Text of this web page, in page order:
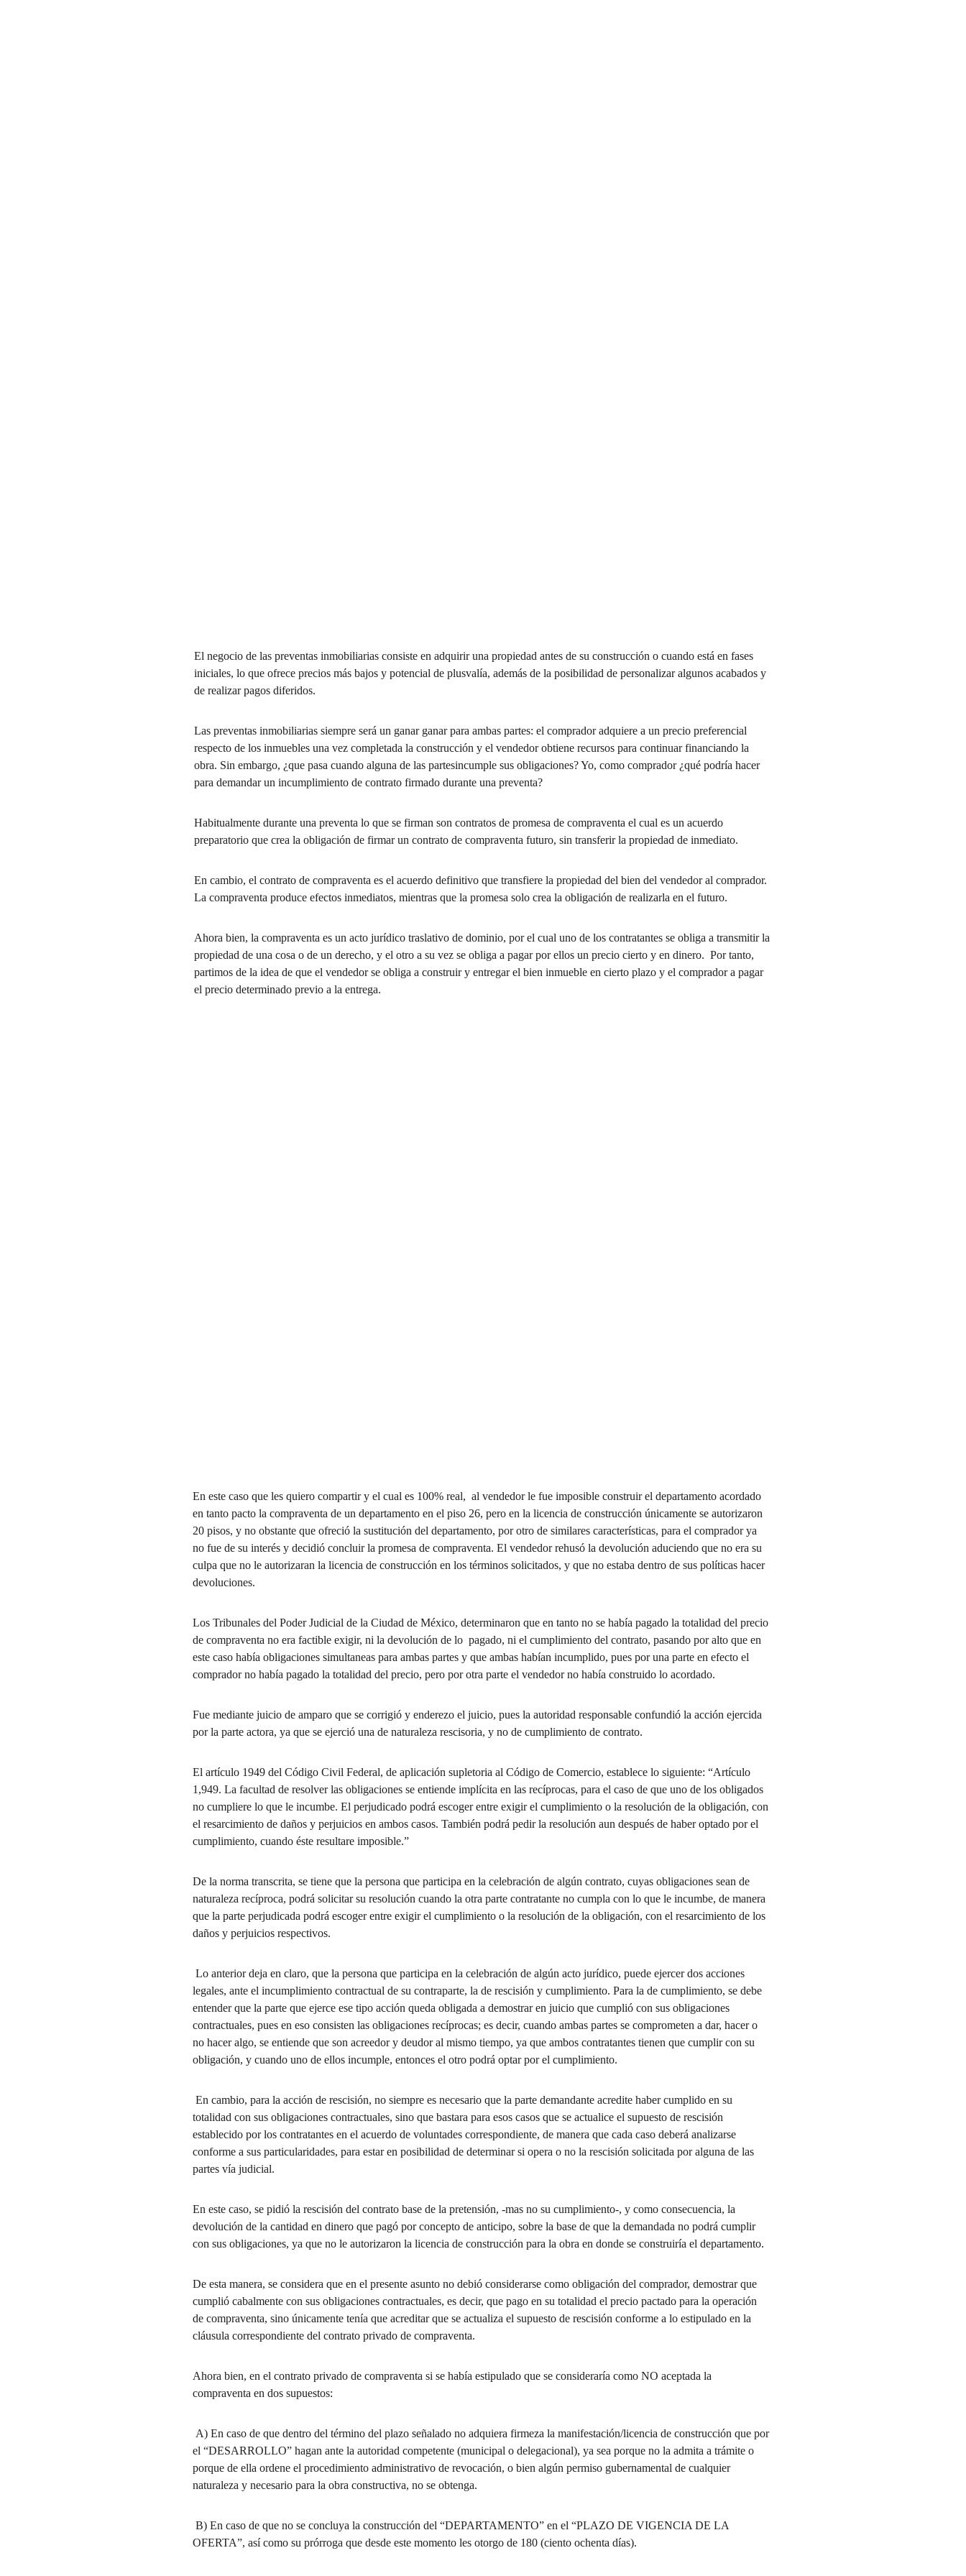
El negocio de las preventas inmobiliarias consiste en adquirir una propiedad antes de su construcción o cuando está en fases
iniciales, lo que ofrece precios más bajos y potencial de plusvalía, además de la posibilidad de personalizar algunos acabados y
de realizar pagos diferidos.
Las preventas inmobiliarias siempre será un ganar ganar para ambas partes: el comprador adquiere a un precio preferencial
respecto de los inmuebles una vez completada la construcción y el vendedor obtiene recursos para continuar financiando la
obra. Sin embargo, ¿que pasa cuando alguna de las partesincumple sus obligaciones? Yo, como comprador ¿qué podría hacer
para demandar un incumplimiento de contrato firmado durante una preventa?
Habitualmente durante una preventa lo que se firman son contratos de promesa de compraventa el cual es un acuerdo
preparatorio que crea la obligación de firmar un contrato de compraventa futuro, sin transferir la propiedad de inmediato.
En cambio, el contrato de compraventa es el acuerdo definitivo que transfiere la propiedad del bien del vendedor al comprador.
La compraventa produce efectos inmediatos, mientras que la promesa solo crea la obligación de realizarla en el futuro.
Ahora bien, la compraventa es un acto jurídico traslativo de dominio, por el cual uno de los contratantes se obliga a transmitir la
propiedad de una cosa o de un derecho, y el otro a su vez se obliga a pagar por ellos un precio cierto y en dinero.  Por tanto,
partimos de la idea de que el vendedor se obliga a construir y entregar el bien inmueble en cierto plazo y el comprador a pagar
el precio determinado previo a la entrega.
En este caso que les quiero compartir y el cual es 100% real,  al vendedor le fue imposible construir el departamento acordado
en tanto pacto la compraventa de un departamento en el piso 26, pero en la licencia de construcción únicamente se autorizaron
20 pisos, y no obstante que ofreció la sustitución del departamento, por otro de similares características, para el comprador ya
no fue de su interés y decidió concluir la promesa de compraventa. El vendedor rehusó la devolución aduciendo que no era su
culpa que no le autorizaran la licencia de construcción en los términos solicitados, y que no estaba dentro de sus políticas hacer
devoluciones.
Los Tribunales del Poder Judicial de la Ciudad de México, determinaron que en tanto no se había pagado la totalidad del precio
de compraventa no era factible exigir, ni la devolución de lo  pagado, ni el cumplimiento del contrato, pasando por alto que en
este caso había obligaciones simultaneas para ambas partes y que ambas habían incumplido, pues por una parte en efecto el
comprador no había pagado la totalidad del precio, pero por otra parte el vendedor no había construido lo acordado.
Fue mediante juicio de amparo que se corrigió y enderezo el juicio, pues la autoridad responsable confundió la acción ejercida
por la parte actora, ya que se ejerció una de naturaleza rescisoria, y no de cumplimiento de contrato.
El artículo 1949 del Código Civil Federal, de aplicación supletoria al Código de Comercio, establece lo siguiente: “Artículo
1,949. La facultad de resolver las obligaciones se entiende implícita en las recíprocas, para el caso de que uno de los obligados
no cumpliere lo que le incumbe. El perjudicado podrá escoger entre exigir el cumplimiento o la resolución de la obligación, con
el resarcimiento de daños y perjuicios en ambos casos. También podrá pedir la resolución aun después de haber optado por el
cumplimiento, cuando éste resultare imposible.”
De la norma transcrita, se tiene que la persona que participa en la celebración de algún contrato, cuyas obligaciones sean de
naturaleza recíproca, podrá solicitar su resolución cuando la otra parte contratante no cumpla con lo que le incumbe, de manera
que la parte perjudicada podrá escoger entre exigir el cumplimiento o la resolución de la obligación, con el resarcimiento de los
daños y perjuicios respectivos.
legales, ante el incumplimiento contractual de su contraparte, la de rescisión y cumplimiento. Para la de cumplimiento, se debe
entender que la parte que ejerce ese tipo acción queda obligada a demostrar en juicio que cumplió con sus obligaciones
contractuales, pues en eso consisten las obligaciones recíprocas; es decir, cuando ambas partes se comprometen a dar, hacer o
no hacer algo, se entiende que son acreedor y deudor al mismo tiempo, ya que ambos contratantes tienen que cumplir con su
obligación, y cuando uno de ellos incumple, entonces el otro podrá optar por el cumplimiento.
totalidad con sus obligaciones contractuales, sino que bastara para esos casos que se actualice el supuesto de rescisión
establecido por los contratantes en el acuerdo de voluntades correspondiente, de manera que cada caso deberá analizarse
conforme a sus particularidades, para estar en posibilidad de determinar si opera o no la rescisión solicitada por alguna de las
partes vía judicial.
En este caso, se pidió la rescisión del contrato base de la pretensión, -mas no su cumplimiento-, y como consecuencia, la
devolución de la cantidad en dinero que pagó por concepto de anticipo, sobre la base de que la demandada no podrá cumplir
con sus obligaciones, ya que no le autorizaron la licencia de construcción para la obra en donde se construiría el departamento.
De esta manera, se considera que en el presente asunto no debió considerarse como obligación del comprador, demostrar que
cumplió cabalmente con sus obligaciones contractuales, es decir, que pago en su totalidad el precio pactado para la operación
de compraventa, sino únicamente tenía que acreditar que se actualiza el supuesto de rescisión conforme a lo estipulado en la
cláusula correspondiente del contrato privado de compraventa.
Ahora bien, en el contrato privado de compraventa si se había estipulado que se consideraría como NO aceptada la
compraventa en dos supuestos:
el “DESARROLLO” hagan ante la autoridad competente (municipal o delegacional), ya sea porque no la admita a trámite o
porque de ella ordene el procedimiento administrativo de revocación, o bien algún permiso gubernamental de cualquier
naturaleza y necesario para la obra constructiva, no se obtenga.
OFERTA”, así como su prórroga que desde este momento les otorgo de 180 (ciento ochenta días).